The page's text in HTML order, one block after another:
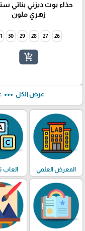
حذاء بوت ديزني بناتي
زهري ملون
26
27
28
29
30
add_shopping_cart
عرض الكل more_horiz
المعرض العلمي العاب